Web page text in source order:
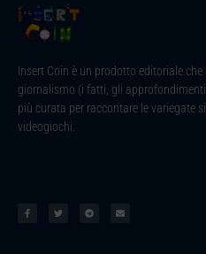
Insert Coin è un prodotto editoriale
giornalismo (i fatti, gli
più curata per raccontare le variegate
videogiochi.